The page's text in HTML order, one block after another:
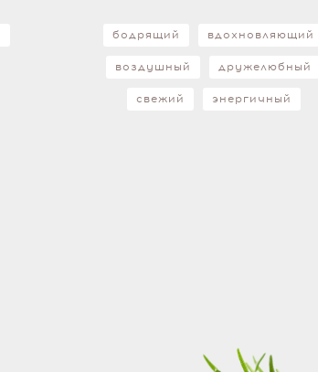
бодрящий вдохновляющий
воздушный дружелюбный
свежий энергичный